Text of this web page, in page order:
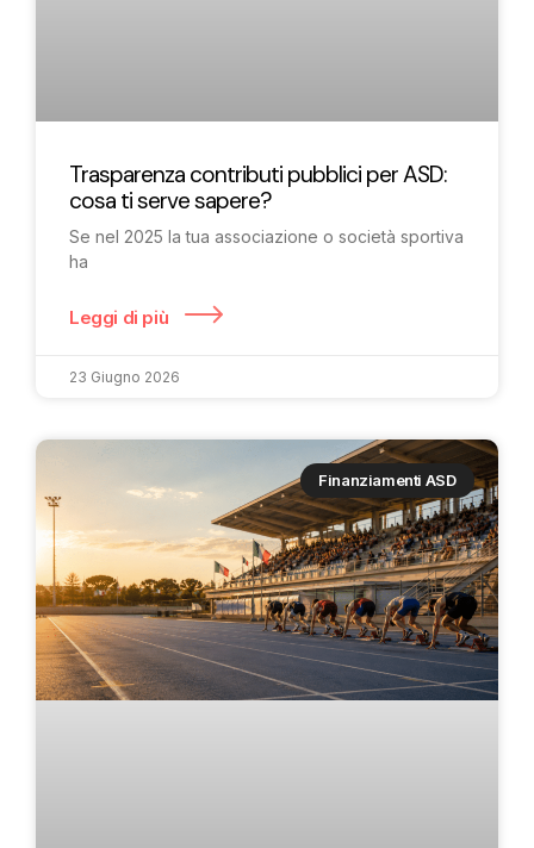
Trasparenza contributi pubblici per ASD:
cosa ti serve sapere?
Se nel 2025 la tua associazione o società sportiva
ha
Leggi di più
23 Giugno 2026
Finanziamenti ASD